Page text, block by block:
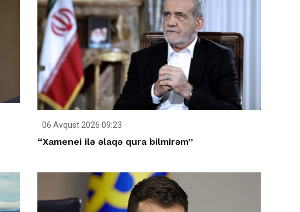
06 Avqust 2026 09:23
“Xamenei ilə əlaqə qura bilmirəm”